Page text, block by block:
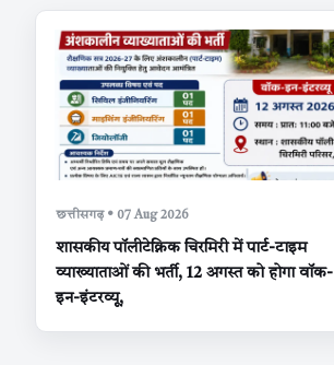
छत्तीसगढ़ • 07 Aug 2026
शासकीय पॉलीटेक्निक चिरमिरी में पार्ट-टाइम
व्याख्याताओं की भर्ती, 12 अगस्त को होगा वॉक-
इन-इंटरव्यू,